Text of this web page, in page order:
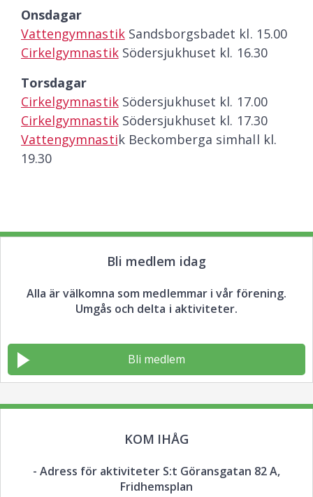
Onsdagar
VattengymnastikSandsborgsbadet kl. 15.00
CirkelgymnastikSödersjukhuset kl. 16.30
Torsdagar
CirkelgymnastikSödersjukhuset kl. 17.00
CirkelgymnastikSödersjukhuset kl. 17.30
Vattengymnastik Beckomberga simhall kl.
19.30
Bli medlem idag
Alla är välkomna som medlemmar i vår förening.
Umgås och delta i aktiviteter.
Bli medlem
KOM IHÅG
- Adress för aktiviteter S:t Göransgatan 82 A,
Fridhemsplan